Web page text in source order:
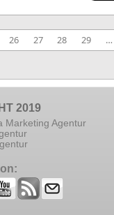
26 27 28 29 …
2019
Marketing Agentur